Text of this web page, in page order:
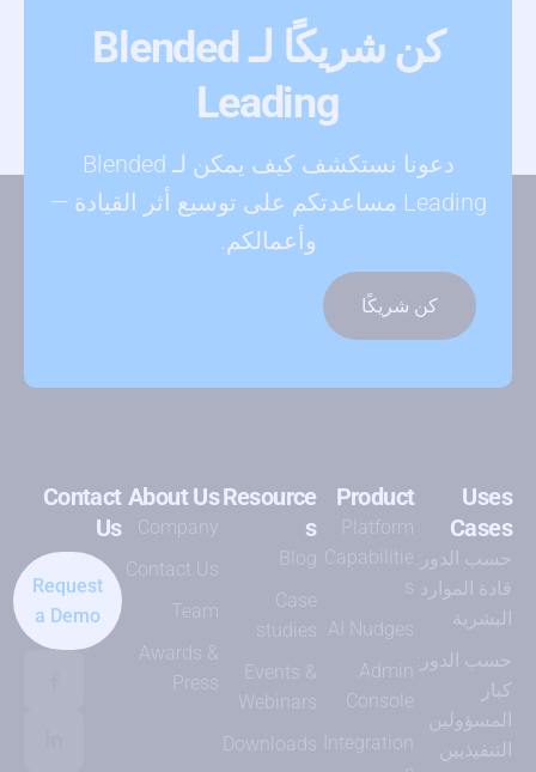
كن شريكًا لـ Blended
Leading
دعونا نستكشف كيف يمكن لـ Blended
Leading مساعدتكم على توسيع أثر القيادة —
وأعمالكم.
كن شريكًا
Uses
Cases
حسب الدور:
قادة الموارد
البشرية
حسب الدور:
كبار
المسؤولين
التنفيذيين
Product
Platform
Capabilitie
AI Nudges
Admin
Console
Integration
Resource
s
Blog
Case
studies
Events &
Webinars
Downloads
About Us
Company
Contact Us
Team
Awards &
Press
Contact
Us
Request
a Demo